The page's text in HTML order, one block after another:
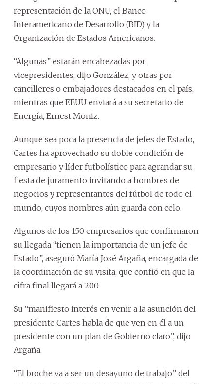
representación de la ONU, el Banco
Interamericano de Desarrollo (BID) y la
Organización de Estados Americanos.
“Algunas” estarán encabezadas por
vicepresidentes, dijo González, y otras por
cancilleres o embajadores destacados en el país,
mientras que EEUU enviará a su secretario de
Energía, Ernest Moniz.
Aunque sea poca la presencia de jefes de Estado,
Cartes ha aprovechado su doble condición de
empresario y líder futbolístico para agrandar su
fiesta de juramento invitando a hombres de
negocios y representantes del fútbol de todo el
mundo, cuyos nombres aún guarda con celo.
Algunos de los 150 empresarios que confirmaron
su llegada “tienen la importancia de un jefe de
Estado”, aseguró María José Argaña, encargada de
la coordinación de su visita, que confió en que la
cifra final llegará a 200.
Su “manifiesto interés en venir a la asunción del
presidente Cartes habla de que ven en él a un
presidente con un plan de Gobierno claro”, dijo
Argaña.
“El broche va a ser un desayuno de trabajo” del